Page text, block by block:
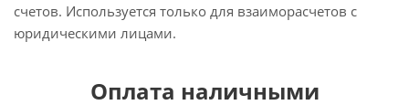
счетов. Используется только для взаиморасчетов с
юридическими лицами.
Оплата наличными